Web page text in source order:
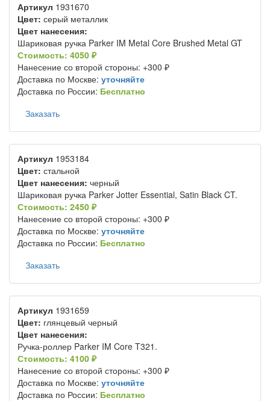
Артикул 1931670
Цвет: серый металлик
Цвет нанесения:
Шариковая ручка Parker IM Metal Core Brushed Metal GT
Стоимость: 4050 ₽
Нанесение со второй стороны: +300 ₽
Доставка по Москве: уточняйте
Доставка по России: Бесплатно
Заказать
Артикул 1953184
Цвет: стальной
Цвет нанесения: черный
Шариковая ручка Parker Jotter Essential, Satin Black CT.
Стоимость: 2450 ₽
Нанесение со второй стороны: +300 ₽
Доставка по Москве: уточняйте
Доставка по России: Бесплатно
Заказать
Артикул 1931659
Цвет: глянцевый черный
Цвет нанесения:
Ручка-роллер Parker IM Core T321.
Стоимость: 4100 ₽
Нанесение со второй стороны: +300 ₽
Доставка по Москве: уточняйте
Доставка по России: Бесплатно